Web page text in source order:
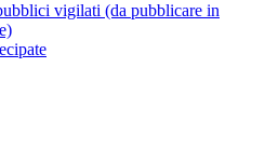
vigilati (da pubblicare in